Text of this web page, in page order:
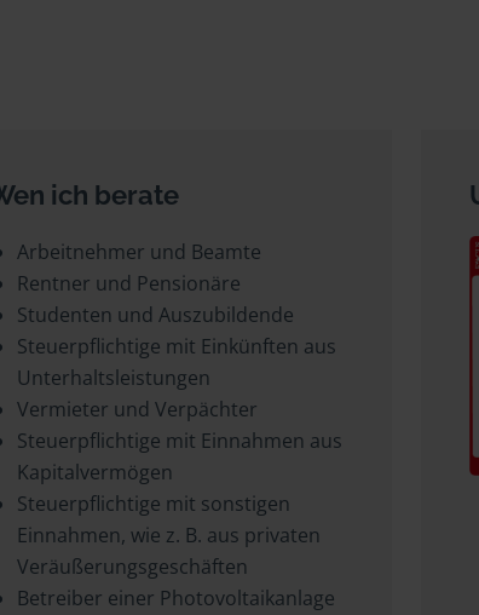
ich berate
Arbeitnehmer und Beamte
Rentner und Pensionäre
Studenten und Auszubildende
Steuerpflichtige mit Einkünften aus
Unterhaltsleistungen
Vermieter und Verpächter
Steuerpflichtige mit Einnahmen aus
Kapitalvermögen
Steuerpflichtige mit sonstigen
Einnahmen, wie z. B. aus privaten
Veräußerungsgeschäften
Betreiber einer Photovoltaikanlage